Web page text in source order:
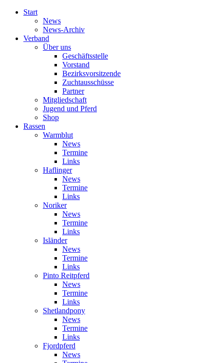
Start
News
News-Archiv
Verband
Über uns
Geschäftsstelle
Vorstand
Bezirksvorsitzende
Zuchtausschüsse
Partner
Mitgliedschaft
Jugend und Pferd
Shop
Rassen
Warmblut
News
Termine
Links
Haflinger
News
Termine
Links
Noriker
News
Termine
Links
Isländer
News
Termine
Links
Pinto Reitpferd
News
Termine
Links
Shetlandpony
News
Termine
Links
Fjordpferd
News